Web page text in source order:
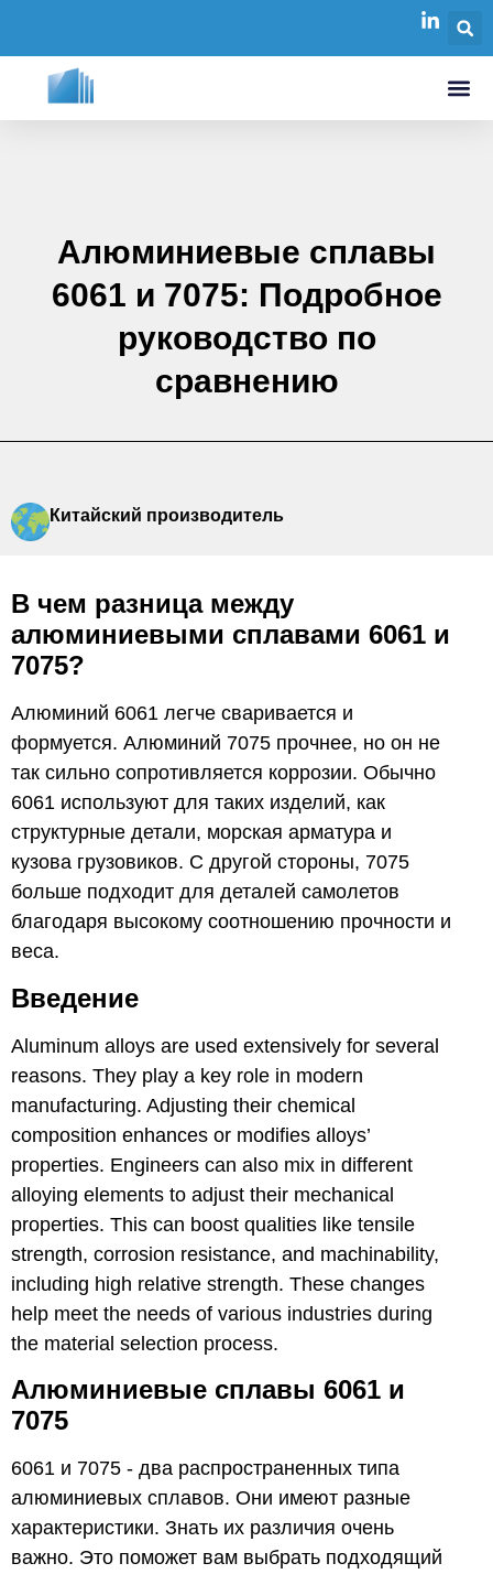
Алюминиевые сплавы
6061 и 7075: Подробное
руководство по
сравнению
Китайский производитель
В чем разница между
алюминиевыми сплавами 6061 и
7075?
Алюминий 6061 легче сваривается и
формуется. Алюминий 7075 прочнее, но он не
так сильно сопротивляется коррозии. Обычно
6061 используют для таких изделий, как
структурные детали, морская арматура и
кузова грузовиков. С другой стороны, 7075
больше подходит для деталей самолетов
благодаря высокому соотношению прочности и
веса.
Введение
Aluminum alloys are used extensively for several
reasons. They play a key role in modern
manufacturing. Adjusting their chemical
composition enhances or modifies alloys’
properties. Engineers can also mix in different
alloying elements to adjust their mechanical
properties. This can boost qualities like tensile
strength, corrosion resistance, and machinability,
including high relative strength. These changes
help meet the needs of various industries during
the material selection process.
Алюминиевые сплавы 6061 и
7075
6061 и 7075 - два распространенных типа
алюминиевых сплавов. Они имеют разные
характеристики. Знать их различия очень
важно. Это поможет вам выбрать подходящий